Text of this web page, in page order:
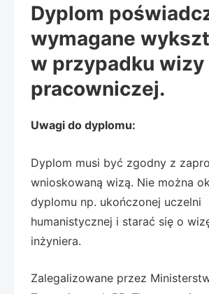
Dyplom
wymagane
w przypadku wizy
pracowniczej.
Uwagi do dyplomu:
Dyplom musi być zgodny z
wnioskowaną wizą. Nie można
dyplomu np. ukończonej uczelni
humanistycznej i starać się o
inżyniera.
Zalegalizowane przez